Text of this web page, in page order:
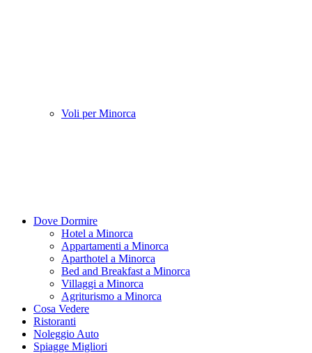
Voli per Minorca
Dove Dormire
Hotel a Minorca
Appartamenti a Minorca
Aparthotel a Minorca
Bed and Breakfast a Minorca
Villaggi a Minorca
Agriturismo a Minorca
Cosa Vedere
Ristoranti
Noleggio Auto
Spiagge Migliori